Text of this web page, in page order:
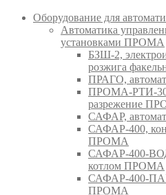
Оборудование для
Автоматика
установками ПРОМА
БЗШ-2,
розжига
ПРАГО,
ПРОМА-РТИ-304,
разрежение
САФАР,
САФАР-400,
ПРОМА
САФАР-400-
котлом ПРОМА
САФАР-400-
ПРОМА